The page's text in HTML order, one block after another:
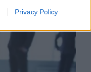
Privacy Policy